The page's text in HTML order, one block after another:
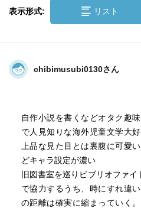
表示形式: リスト
chibimusubi0130さん
自作小説を書くなどオタク趣
で人見知りな海外児童文学大
上品な見た目とは裏腹に可愛
どキャラ設定が濃い
旧図書室を巡りビブリオファ
で協力するうち、時にすれ違
の距離は確実に縮まっていく